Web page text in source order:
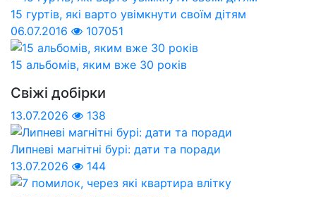
15 гуртів, які варто увімкнути своїм дітям
06.07.2016
107051
15 альбомів, яким вже 30 років
Свіжі добірки
13.07.2026 138
Липневі магнітні бурі: дати та поради
13.07.2026
144